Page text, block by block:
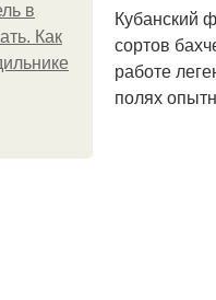
в
Как
Кубанский
сортов
работе
полях